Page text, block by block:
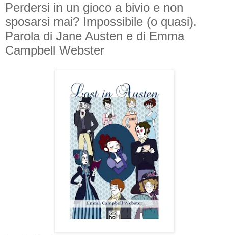
Perdersi in un gioco a bivio e non
sposarsi mai? Impossibile (o quasi).
Parola di Jane Austen e di Emma
Campbell Webster